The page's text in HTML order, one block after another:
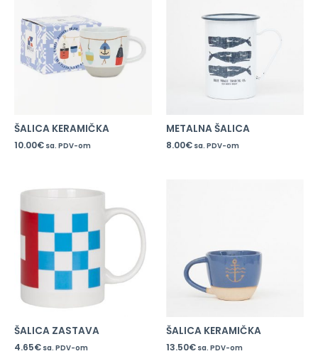
ŠALICA KERAMIČKA
10.00€ sa. PDV-om
METALNA ŠALICA
8.00€ sa. PDV-om
ŠALICA ZASTAVA
4.65€ sa. PDV-om
ŠALICA KERAMIČKA
13.50€ sa. PDV-om